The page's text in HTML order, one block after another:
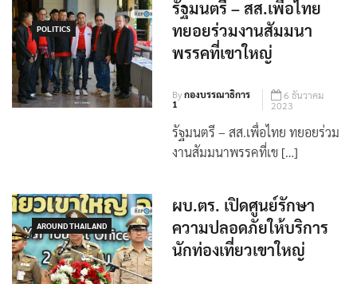
POLITICS
รัฐมนตรี – สส.เพื่อไทย
ทยอยร่วมงานสัมมนา
พรรคที่เขาใหญ่
Byกองบรรณาธิการ
1
6 ธันวาคม
2023
รัฐมนตรี – สส.เพื่อไทย ทยอยร่วม
งานสัมมนาพรรคที่เข […]
AROUND THAILAND
ผบ.ตร. เปิดศูนย์รักษา
ความปลอดภัยให้บริการ
นักท่องเที่ยวเขาใหญ่